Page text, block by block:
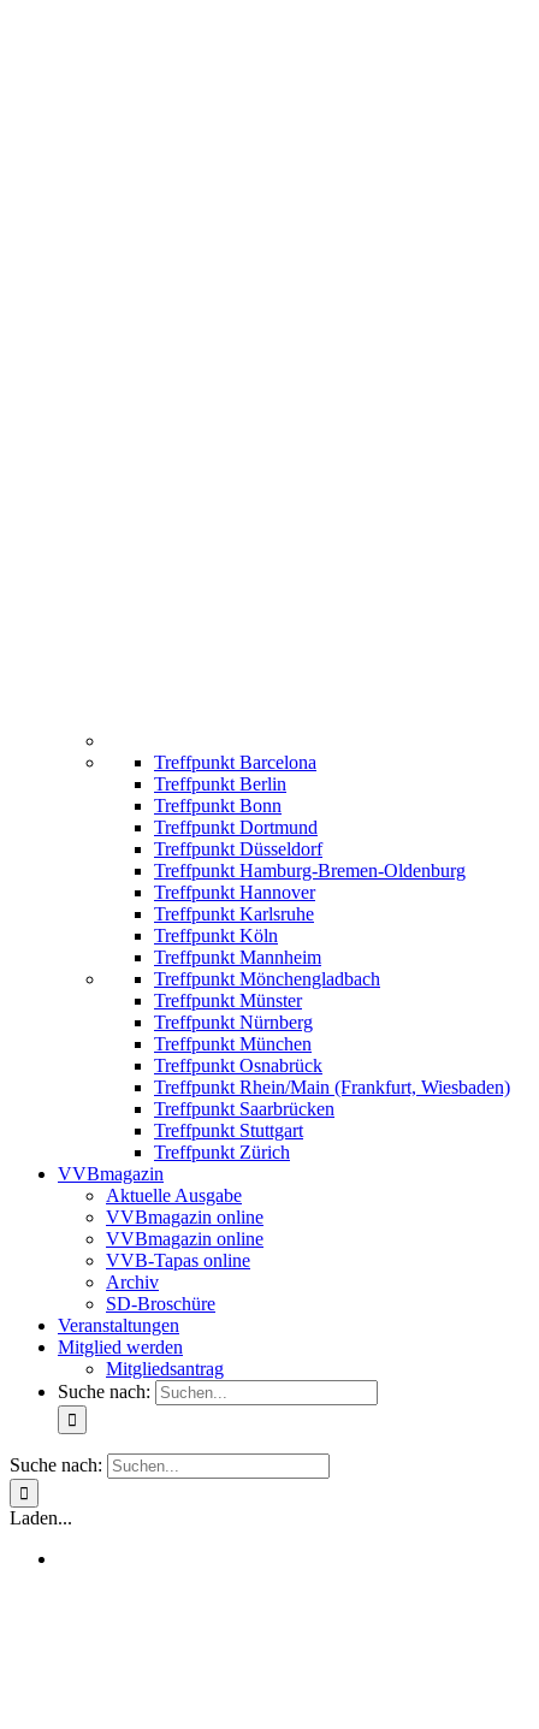
Treffpunkt Barcelona
Treffpunkt Berlin
Treffpunkt Bonn
Treffpunkt Dortmund
Treffpunkt Düsseldorf
Treffpunkt Hamburg-Bremen-Oldenburg
Treffpunkt Hannover
Treffpunkt Karlsruhe
Treffpunkt Köln
Treffpunkt Mannheim
Treffpunkt Mönchengladbach
Treffpunkt Münster
Treffpunkt Nürnberg
Treffpunkt München
Treffpunkt Osnabrück
Treffpunkt Rhein/Main (Frankfurt, Wiesbaden)
Treffpunkt Saarbrücken
Treffpunkt Stuttgart
Treffpunkt Zürich
VVBmagazin
Aktuelle Ausgabe
VVBmagazin online
VVBmagazin online
VVB-Tapas online
Archiv
SD-Broschüre
Veranstaltungen
Mitglied werden
Mitgliedsantrag
Suche nach:
Suche nach:
Laden...